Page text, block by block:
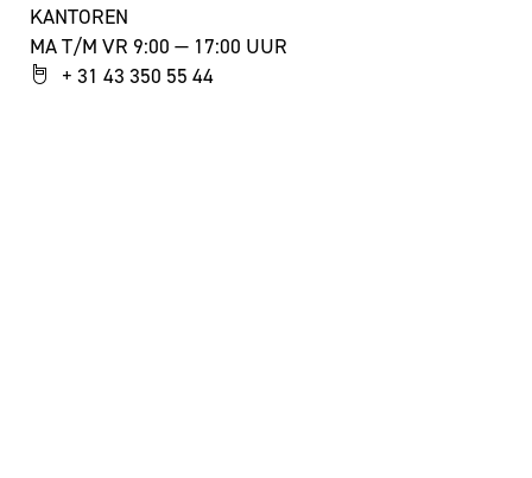
KANTOREN
MA T/M VR 9:00 — 17:00 UUR
+ 31 43 350 55 44